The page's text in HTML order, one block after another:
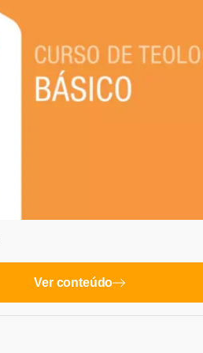
Ver conteúdo